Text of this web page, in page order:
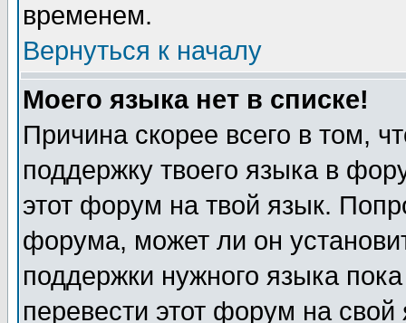
временем.
Вернуться к началу
Моего языка нет в списке!
Причина скорее всего в том,
поддержку твоего языка в
этот форум на твой язык.
форума, может ли он
поддержки нужного языка
перевести этот форум на